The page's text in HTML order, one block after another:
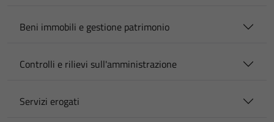
Beni immobili e gestione patrimonio
Controlli e rilievi sull'amministrazione
Servizi erogati